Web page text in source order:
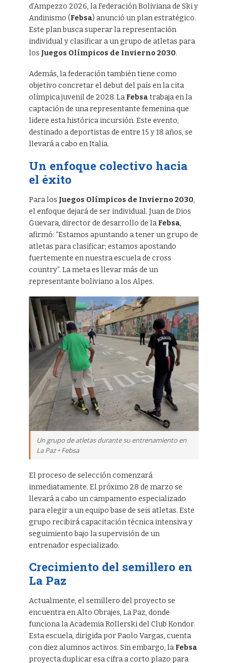
d’Ampezzo 2026, la Federación Boliviana de Ski y
Andinismo (Febsa) anunció un plan estratégico.
Este plan busca superar la representación
individual y clasificar a un grupo de atletas para
los Juegos Olímpicos de Invierno 2030.
Además, la federación también tiene como
objetivo concretar el debut del país en la cita
olímpica juvenil de 2028. La Febsatrabaja en la
captación de una representante femenina que
lidere esta histórica incursión. Este evento,
destinado a deportistas de entre 15 y 18 años, se
llevará a cabo en Italia.
Un enfoque colectivo hacia
el éxito
Para los Juegos Olímpicos de Invierno 2030,
el enfoque dejará de ser individual. Juan de Dios
Guevara, director de desarrollo de la Febsa,
afirmó: “Estamos apuntando a tener un grupo de
atletas para clasificar; estamos apostando
fuertemente en nuestra escuela de cross
country”. La meta es llevar más de un
representante boliviano a los Alpes.
Un grupo de atletas durante su entrenamiento en
La Paz • Febsa
El proceso de selección comenzará
inmediatamente. El próximo 28 de marzo se
llevará a cabo un campamento especializado
para elegir a un equipo base de seis atletas. Este
grupo recibirá capacitación técnica intensiva y
seguimiento bajo la supervisión de un
entrenador especializado.
Crecimiento del semillero en
La Paz
Actualmente, el semillero del proyecto se
encuentra en Alto Obrajes, La Paz, donde
funciona la Academia Rollerski del Club Kondor.
Esta escuela, dirigida por Paolo Vargas, cuenta
con diez alumnos activos. Sin embargo, la Febsa
proyecta duplicar esa cifra a corto plazo para